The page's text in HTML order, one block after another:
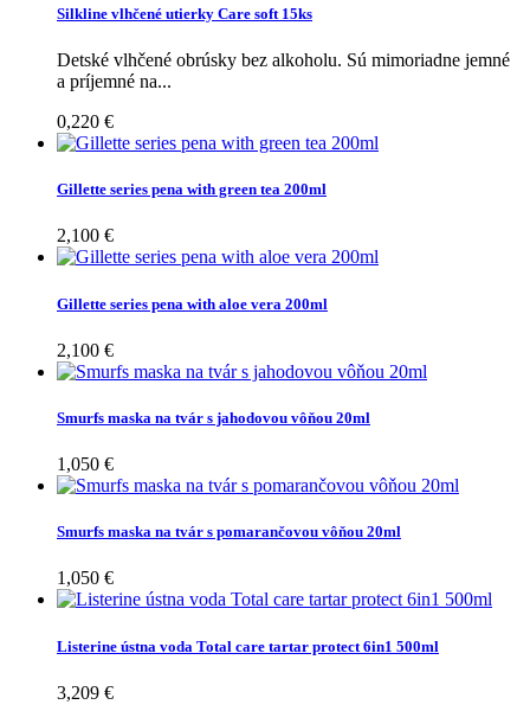
Silkline vlhčené utierky Care soft 15ks
Detské vlhčené obrúsky bez alkoholu. Sú mimoriadne jemné
a príjemné na...
0,220 €
Gillette series pena with green tea 200ml
2,100 €
Gillette series pena with aloe vera 200ml
2,100 €
Smurfs maska na tvár s jahodovou vôňou 20ml
1,050 €
Smurfs maska na tvár s pomarančovou vôňou 20ml
1,050 €
Listerine ústna voda Total care tartar protect 6in1 500ml
3,209 €